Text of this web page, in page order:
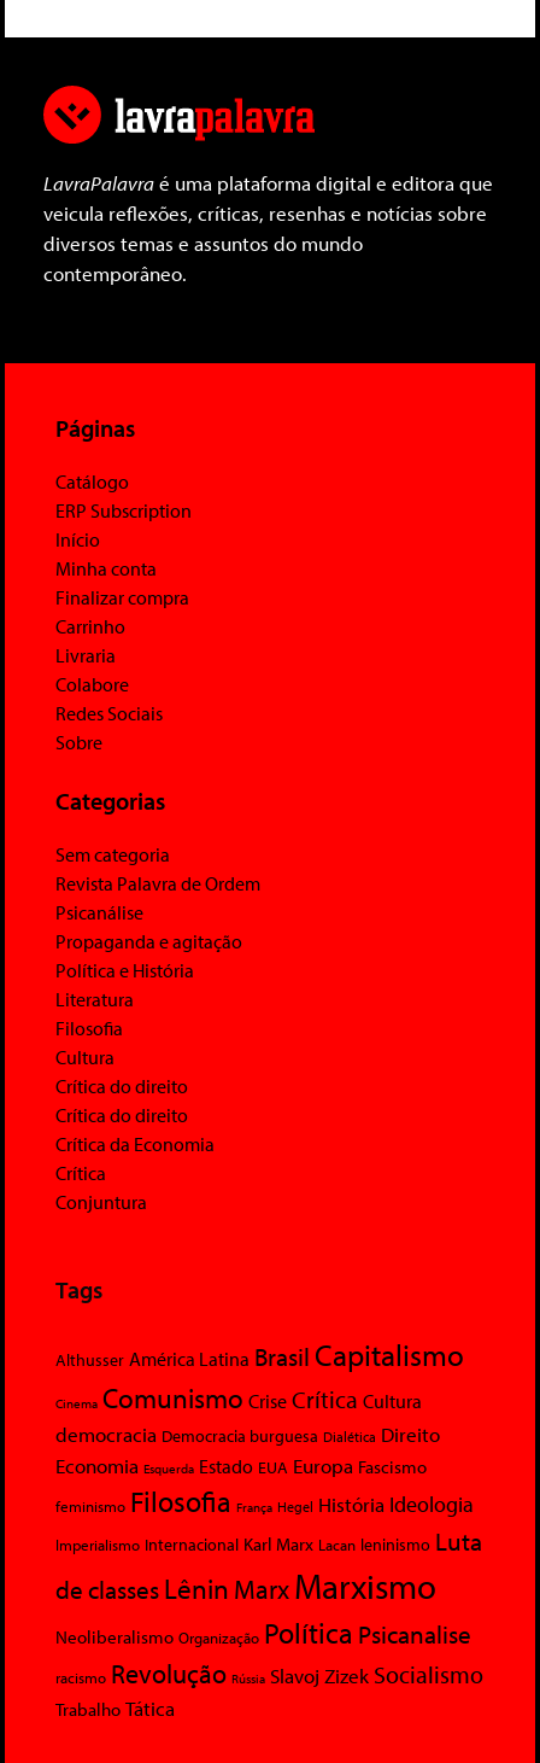
LavraPalavraé uma plataforma digital e editora que
veicula reflexões, críticas, resenhas e notícias sobre
diversos temas e assuntos do mundo
contemporâneo.
Páginas
Catálogo
ERP Subscription
Início
Minha conta
Finalizar compra
Carrinho
Livraria
Colabore
Redes Sociais
Sobre
Categorias
Sem categoria
Revista Palavra de Ordem
Psicanálise
Propaganda e agitação
Política e História
Literatura
Filosofia
Cultura
Crítica do direito
Crítica do direito
Crítica da Economia
Crítica
Conjuntura
Tags
Althusser América Latina Brasil Capitalismo
Cinema Comunismo Crise Crítica Cultura
democracia Democracia burguesa Dialética Direito
Economia Esquerda Estado EUA Europa Fascismo
feminismo Filosofia França Hegel História Ideologia
Imperialismo Internacional Karl Marx Lacan leninismo Luta
de classesLênin MarxMarxismo
Neoliberalismo Organização Política Psicanalise
racismo Revolução Rússia Slavoj Zizek Socialismo
Trabalho Tática